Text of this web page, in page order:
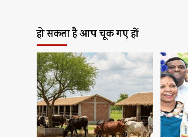
हो सकता है आप चूक गए हों